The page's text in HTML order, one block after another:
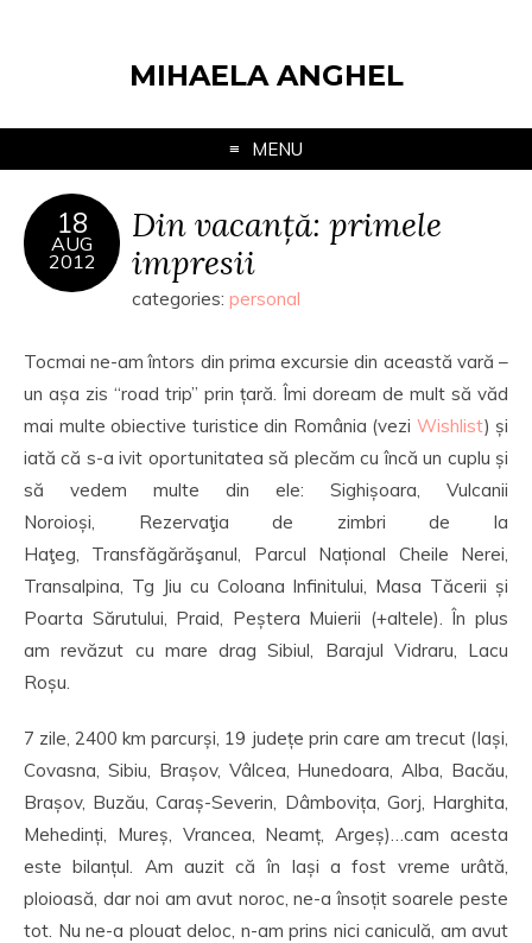
MIHAELA ANGHEL
MENU
18
AUG
2012
Din vacanță: primele
impresii
categories: personal
Tocmai ne-am întors din prima excursie din această vară –
un așa zis “road trip” prin țară. Îmi doream de mult să văd
mai multe obiective turistice din România (vezi Wishlist) și
iată că s-a ivit oportunitatea să plecăm cu încă un cuplu și
să vedem multe din ele: Sighișoara, Vulcanii
Noroioși, Rezervaţia de zimbri de la
Haţeg, Transfăgărăşanul, Parcul Național Cheile Nerei,
Transalpina, Tg Jiu cu Coloana Infinitului, Masa Tăcerii și
Poarta Sărutului, Praid, Peștera Muierii (+altele). În plus
am revăzut cu mare drag Sibiul, Barajul Vidraru, Lacu
Roșu.
7 zile, 2400 km parcurși, 19 județe prin care am trecut (Iași,
Covasna, Sibiu, Brașov, Vâlcea, Hunedoara, Alba, Bacău,
Brașov, Buzău, Caraș-Severin, Dâmbovița, Gorj, Harghita,
Mehedinți, Mureș, Vrancea, Neamț, Argeș)…cam acesta
este bilanțul. Am auzit că în Iași a fost vreme urâtă,
ploioasă, dar noi am avut noroc, ne-a însoțit soarele peste
tot. Nu ne-a plouat deloc, n-am prins nici caniculă, am avut